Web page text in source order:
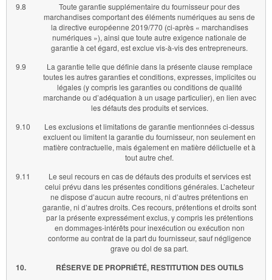
9.8
Toute garantie supplémentaire du fournisseur pour des
marchandises comportant des éléments numériques au sens de
la directive européenne 2019/770 (ci-après « marchandises
numériques »), ainsi que toute autre exigence nationale de
garantie à cet égard, est exclue vis-à-vis des entrepreneurs.
9.9
La garantie telle que définie dans la présente clause remplace
toutes les autres garanties et conditions, expresses, implicites ou
légales (y compris les garanties ou conditions de qualité
marchande ou d’adéquation à un usage particulier), en lien avec
les défauts des produits et services.
9.10
Les exclusions et limitations de garantie mentionnées ci-dessus
excluent ou limitent la garantie du fournisseur, non seulement en
matière contractuelle, mais également en matière délictuelle et à
tout autre chef.
9.11
Le seul recours en cas de défauts des produits et services est
celui prévu dans les présentes conditions générales. L’acheteur
ne dispose d’aucun autre recours, ni d’autres prétentions en
garantie, ni d’autres droits. Ces recours, prétentions et droits sont
par la présente expressément exclus, y compris les prétentions
en dommages-intérêts pour inexécution ou exécution non
conforme au contrat de la part du fournisseur, sauf négligence
grave ou dol de sa part.
10. RÉSERVE DE PROPRIÉTÉ, RESTITUTION DES OUTILS